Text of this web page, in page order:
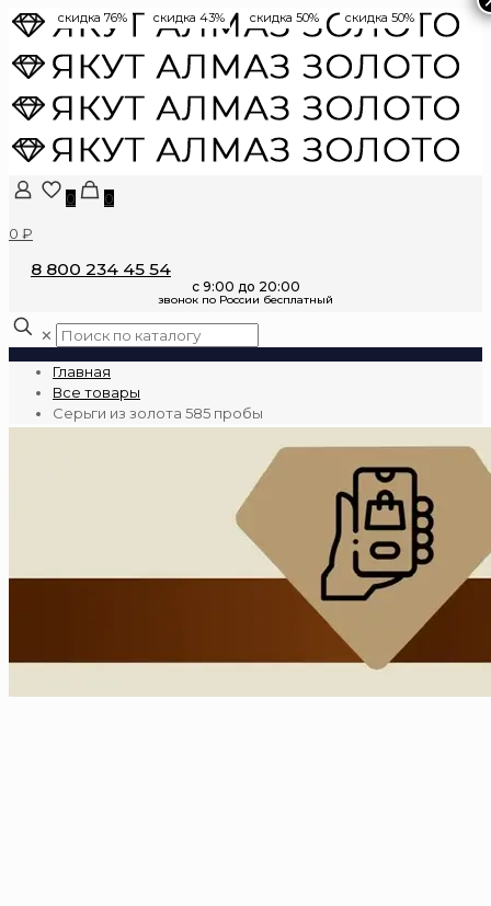
0
0
0 ₽
8 800 234 45 54
✕
Главная
Все товары
Серьги из золота 585 пробы
скидка 76% скидка 43% скидка 50% скидка 50%